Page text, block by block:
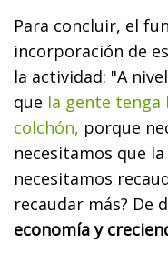
Para concluir, el
incorporación de
la actividad: "A
que la gente tenga
colchón, porque
necesitamos que
necesitamos
recaudar más? De
economía y